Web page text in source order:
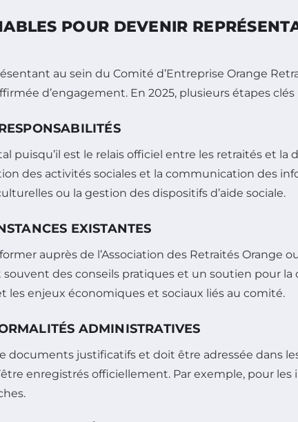
POUR DEVENIR
au sein du Comité d’Entreprise Orange
d’engagement. En 2025, plusieurs étapes
puisqu’il est le relais officiel entre les retraités et
des activités sociales et la communication des
ou la gestion des dispositifs d’aide sociale.
EXISTANTES
auprès de l’Association des Retraités Orange
souvent des conseils pratiques et un soutien pour la
les enjeux économiques et sociaux liés au comité.
ADMINISTRATIVES
documents justificatifs et doit être adressée dans
enregistrés officiellement. Par exemple, pour